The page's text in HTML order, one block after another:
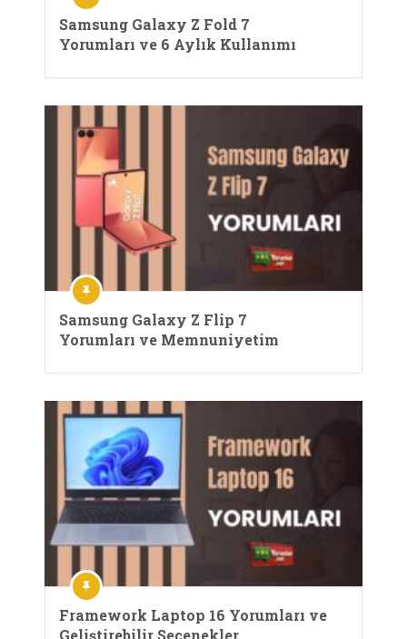
Samsung Galaxy Z Fold 7
Yorumları ve 6 Aylık Kullanımı
Samsung Galaxy Z Flip 7
Yorumları ve Memnuniyetim
Framework Laptop 16 Yorumları ve
Geliştirebilir Seçenekler